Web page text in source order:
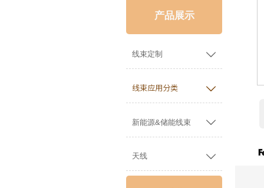
产品展示
线束定制 
线束应用分类 
新能源&储能线束 
天线 